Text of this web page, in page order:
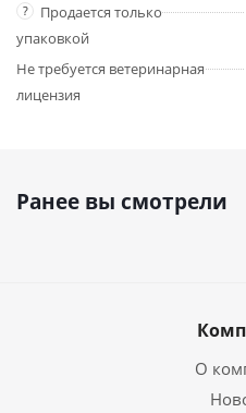
?
Продается только
упаковкой
Не требуется ветеринарная
лицензия
Ранее вы смотрели
О